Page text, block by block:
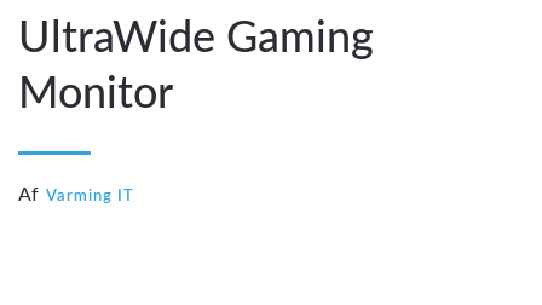
UltraWide Gaming
Monitor
Af Varming IT